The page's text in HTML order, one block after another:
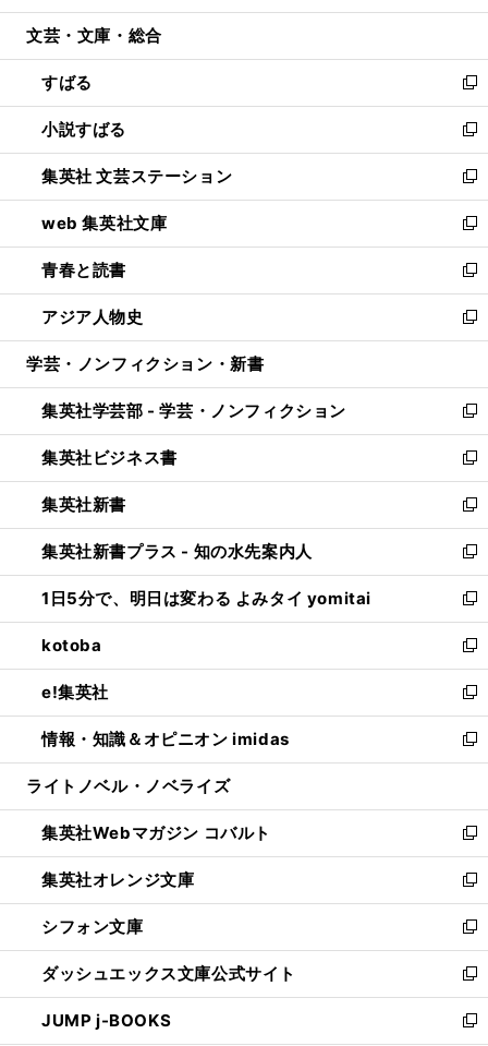
開
ウ
開
く
ン
ウ
で
開
く
ウ
ン
ド
ウ
で
開
く
文芸・文庫・総合
すばる
新
し
い
ウ
ィ
ン
ド
ウ
で
開
く
小説すばる
新
し
い
ウ
ィ
ン
ド
ウ
で
開
集英社 文芸ステーション
新
し
い
ウ
ィ
ン
ド
ウ
開
く
web 集英社文庫
新
し
い
ウ
ィ
ン
ウ
で
開
く
青春と読書
新
し
い
ウ
ン
ド
ウ
で
開
く
アジア人物史
新
し
ウ
ィ
ン
ド
ウ
で
開
く
学芸・ノンフィクション・新書
集英社学芸部 - 学芸・ノンフィクション
新
し
い
ウ
ィ
ン
ド
ウ
で
開
く
集英社ビジネス書
新
し
い
ウ
ィ
ン
ド
ウ
で
開
く
集英社新書
新
し
い
ウ
ィ
ン
ド
ウ
で
開
く
集英社新書プラス - 知の水先案内人
新
し
い
ウ
ィ
ン
ド
ウ
で
開
1日5分で、明日は変わる よみタイ yomitai
新
し
い
ウ
ィ
ン
ド
ウ
開
く
kotoba
新
し
い
ウ
ィ
ン
ウ
で
開
く
e!集英社
新
し
い
ウ
ン
ド
ウ
で
開
く
情報・知識＆オピニオン imidas
新
し
ウ
ィ
ン
ド
ウ
で
開
く
ライトノベル・ノベライズ
集英社Webマガジン コバルト
新
し
い
ウ
ィ
ン
ド
ウ
で
集英社オレンジ文庫
新
し
い
ウ
ィ
ン
ド
シフォン文庫
新
し
い
ウ
ィ
ダッシュエックス文庫公式サイト
新
し
い
JUMP j-BOOKS
新